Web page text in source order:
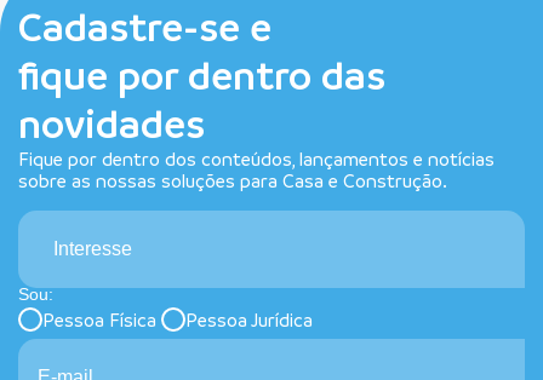
Cadastre-se e
fique por dentro das
novidades
Fique por dentro dos conteúdos, lançamentos e notícias
sobre as nossas soluções para Casa e Construção.
Interesse
Sou:
Pessoa Física Pessoa Jurídica